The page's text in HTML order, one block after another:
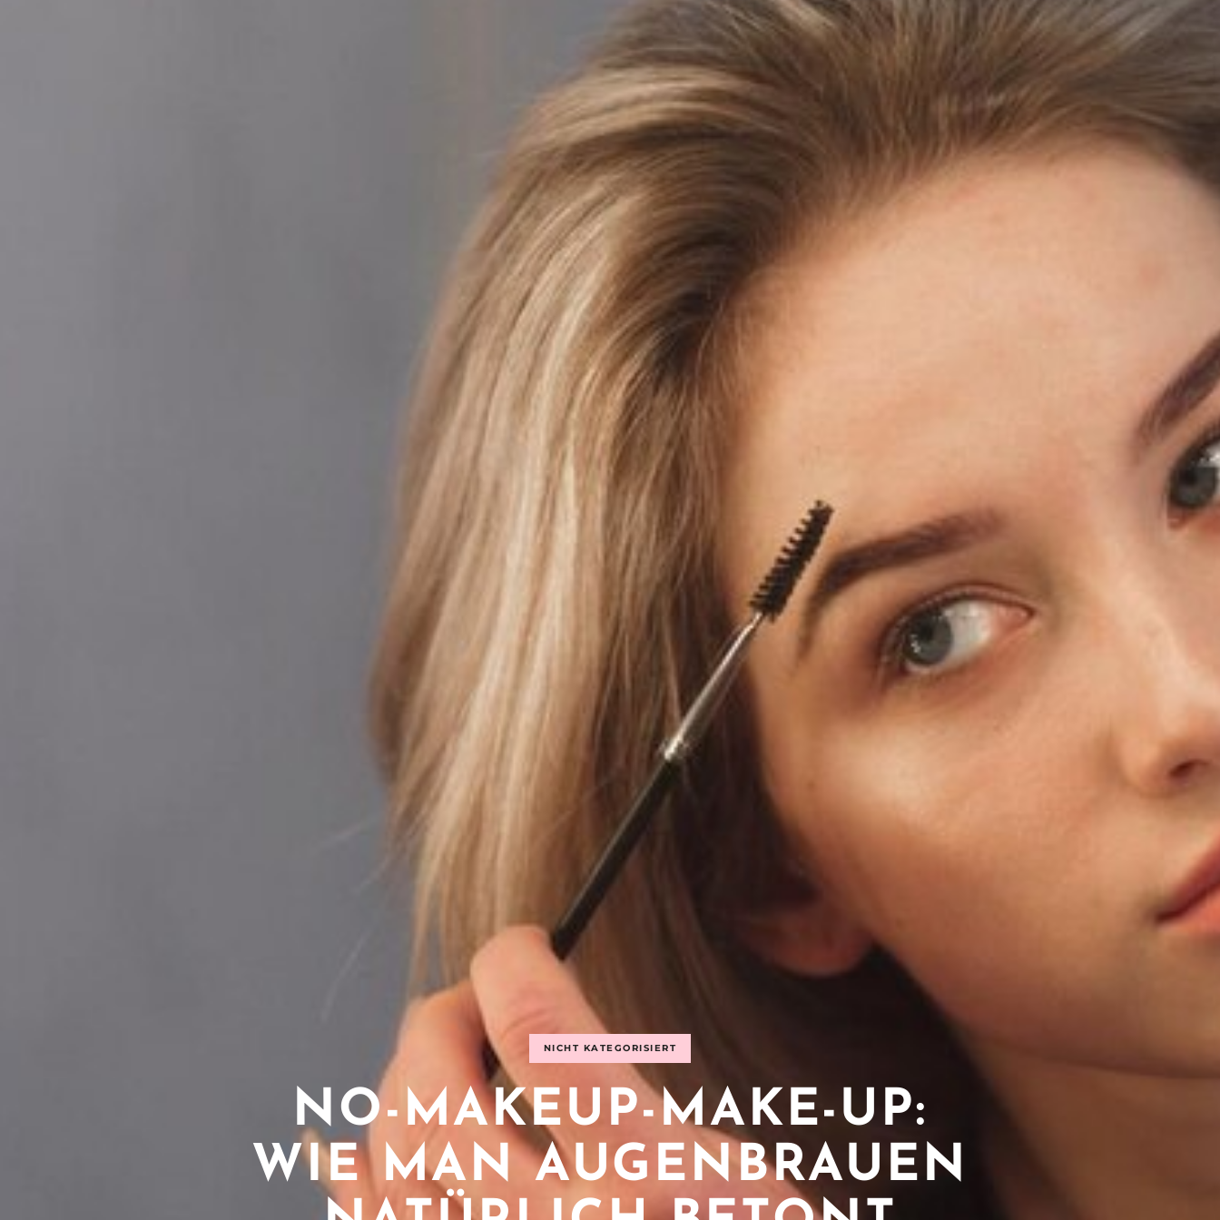
NICHT KATEGORISIERT
NO-MAKEUP-MAKE-UP:
WIE MAN AUGENBRAUEN